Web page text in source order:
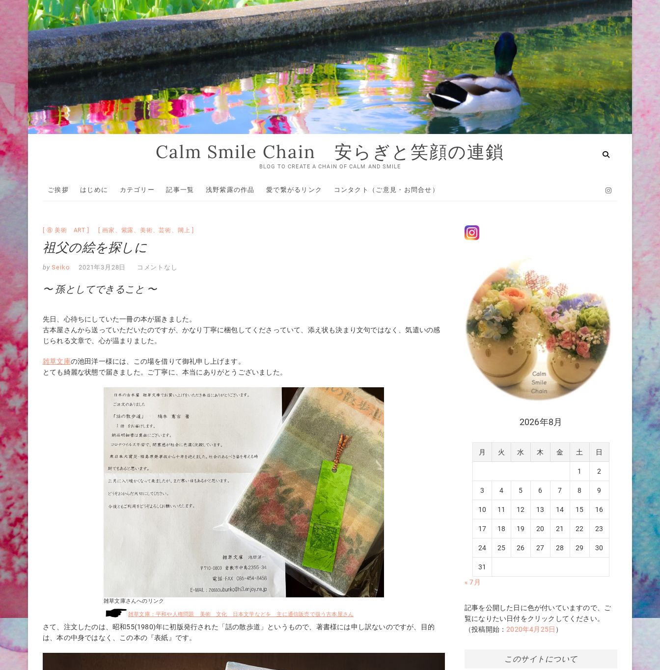
Calm Smile Chain 安らぎと笑顔の連鎖
BLOG TO CREATE A CHAIN OF CALM AND SMILE
Instagram
ご挨拶 はじめに カテゴリー 記事一覧 浅野紫露の作品 愛で繋がるリンク コンタクト（ご意見・お問合せ）
⑧ 美術 ART 画家 、 紫露、 美術、芸術、 閖上
祖父の絵を探しに
by Seiko 2021年3月28日 コメントなし
〜 孫としてできること 〜
先日、心待ちにしていた一冊の本が届きました。
古本屋さんから送っていただいたのですが、かなり丁寧に梱包してくださっていて、添え状も決まり文句ではなく、気遣いの感
じられる文章で、心が温まりました。
雑草文庫の池田洋一様には、この場を借りて御礼申し上げます。
とても綺麗な状態で届きました。ご丁寧に、本当にありがとうございました。
雑草文庫さんへのリンク
雑草文庫：平和や人権問題 美術 文化 日本文学などを 主に通信販売で扱う古本屋さん
さて、注文したのは、昭和55(1980)年に初版発行された「話の散歩道」というもので、著書様には申し訳ないのですが、目的
は、本の中身ではなく、この本の『表紙』です。
2026年8月
月 火 水 木 金 土 日
1 2
3 4 5 6 7 8 9
10 11 12 13 14 15 16
17 18 19 20 21 22 23
24 25 26 27 28 29 30
31
« 7月
記事を公開した日に色が付いていますので、ご
覧になりたい日付をクリックしてください。
（投稿開始：2020年4月25日 ）
このサイトについて